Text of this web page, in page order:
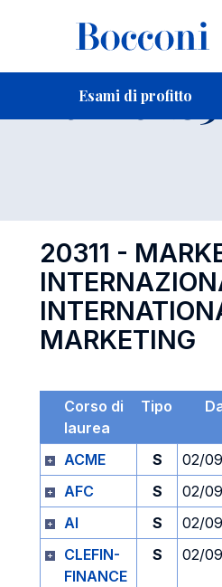
Esami di profitto
Esame 20311
20311 -
MARKETING
Corso di
laurea
Tipo
ACME
S 02/
AFC
S 02/
AI
S 02/
CLEFIN-
FINANCE
S 02/